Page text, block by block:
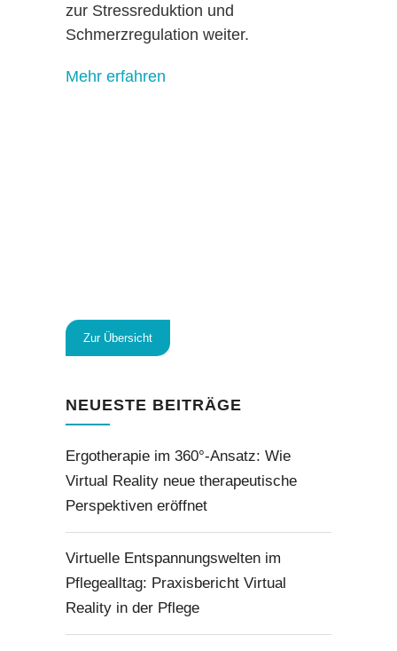
zur Stressreduktion und
Schmerzregulation weiter.
Mehr erfahren
Zur Übersicht
NEUESTE BEITRÄGE
Ergotherapie im 360°-Ansatz: Wie
Virtual Reality neue therapeutische
Perspektiven eröffnet
Virtuelle Entspannungswelten im
Pflegealltag: Praxisbericht Virtual
Reality in der Pflege